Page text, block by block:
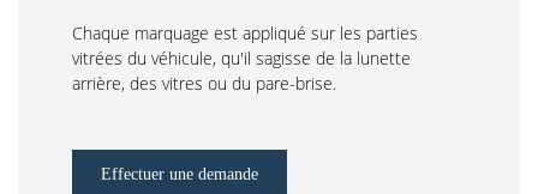
Chaque marquage est appliqué sur les parties
vitrées du véhicule, qu'il sagisse de la lunette
arrière, des vitres ou du pare-brise.
Effectuer une demande